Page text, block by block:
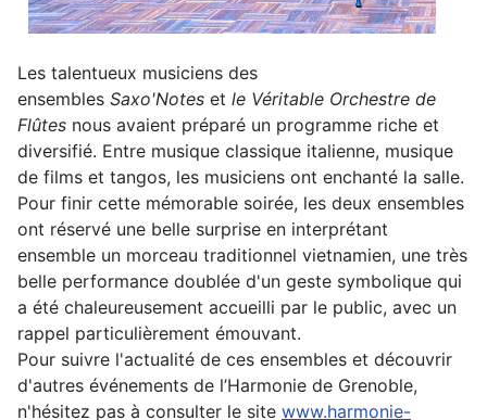
Les talentueux musiciens des
ensembles Saxo'Notes et le Véritable Orchestre de
Flûtes nous avaient préparé un programme riche et
diversifié. Entre musique classique italienne, musique
de films et tangos, les musiciens ont enchanté la salle.
Pour finir cette mémorable soirée, les deux ensembles
ont réservé une belle surprise en interprétant
ensemble un morceau traditionnel vietnamien, une très
belle performance doublée d'un geste symbolique qui
a été chaleureusement accueilli par le public, avec un
rappel particulièrement émouvant.
Pour suivre l'actualité de ces ensembles et découvrir
d'autres événements de l’Harmonie de Grenoble,
n'hésitez pas à consulter le site www.harmonie-